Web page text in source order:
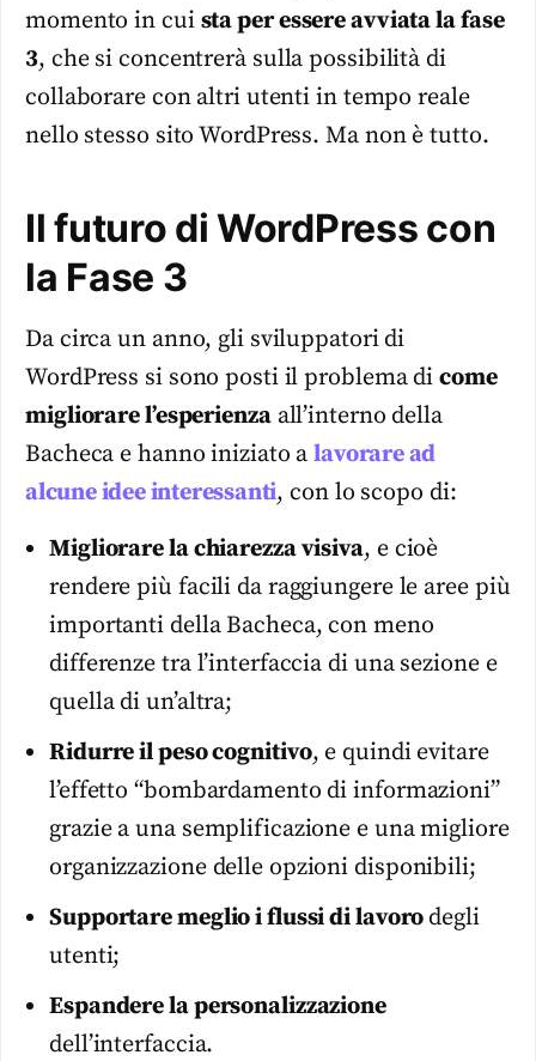
momento in cui sta per essere avviata la fase
3, che si concentrerà sulla possibilità di
collaborare con altri utenti in tempo reale
nello stesso sito WordPress. Ma non è tutto.
Il futuro di WordPress con
la Fase 3
Da circa un anno, gli sviluppatori di
WordPress si sono posti il problema dicome
migliorare l’esperienzaall’interno della
Bacheca e hanno iniziato alavorare ad
alcune idee interessanti, con lo scopo di:
Migliorare la chiarezza visiva, e cioè
rendere più facili da raggiungere le aree più
importanti della Bacheca, con meno
differenze tra l’interfaccia di una sezione e
quella di un’altra;
Ridurre il peso cognitivo, e quindi evitare
l’effetto “bombardamento di informazioni”
grazie a una semplificazione e una migliore
organizzazione delle opzioni disponibili;
Supportare meglio i flussi di lavoro degli
utenti;
Espandere la personalizzazione
dell’interfaccia.